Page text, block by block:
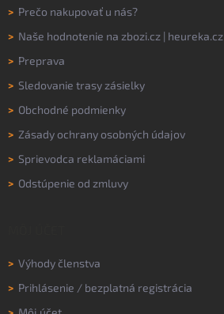
> Prečo nakupovať u nás?
> Naše hodnotenie na zbozi.cz | heureka.cz
> Preprava
> Sledovanie trasy zásielky
> Obchodné podmienky
> Zásady ochrany osobných údajov
> Sprievodca reklamáciami
> Odstúpenie od zmluvy
> Výhody členstva
> Prihlásenie / bezplatná registrácia